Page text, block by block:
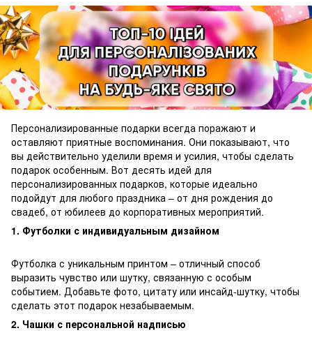
Персонализированные подарки всегда поражают и
оставляют приятные воспоминания. Они показывают, что
вы действительно уделили время и усилия, чтобы сделать
подарок особенным. Вот десять идей для
персонализированных подарков, которые идеально
подойдут для любого праздника – от дня рождения до
свадеб, от юбилеев до корпоративных мероприятий.
1. Футболки с индивидуальным дизайном
Футболка с уникальным принтом – отличный способ
выразить чувство или шутку, связанную с особым
событием. Добавьте фото, цитату или инсайд-шутку, чтобы
сделать этот подарок незабываемым.
2. Чашки с персональной надписью